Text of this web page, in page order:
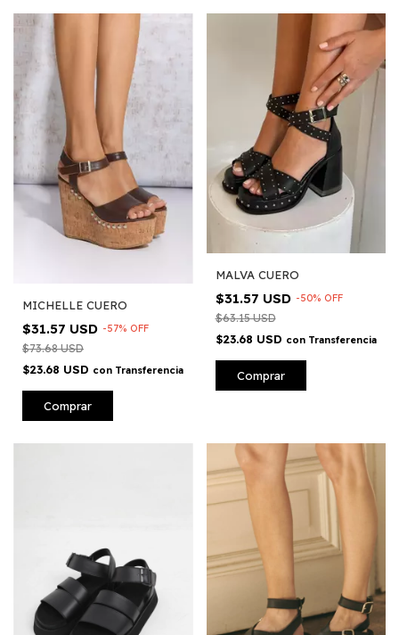
MICHELLE CUERO
$31.57 USD -57% OFF
$73.68 USD
$23.68 USD con Transferencia
Comprar
MALVA CUERO
$31.57 USD -50% OFF
$63.15 USD
$23.68 USD con Transferencia
Comprar